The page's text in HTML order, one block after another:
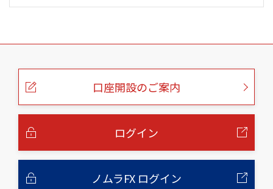
こ
口座開設のご案内
ログイン
ノムラFX ログイン